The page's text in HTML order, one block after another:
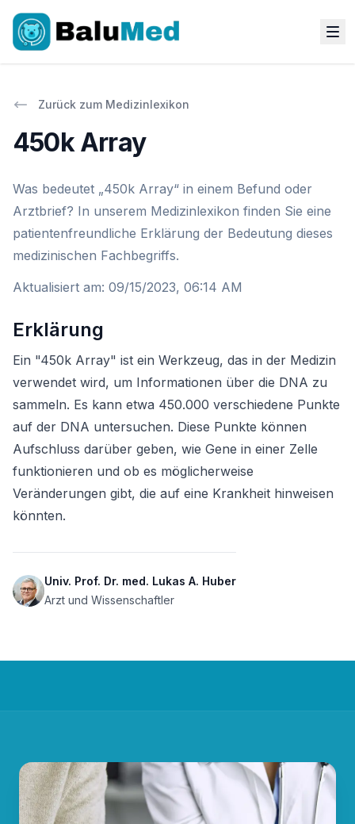
Zurück zum Medizinlexikon
450k Array
Was bedeutet „450k Array“ in einem Befund oder
Arztbrief? In unserem Medizinlexikon finden Sie eine
patientenfreundliche Erklärung der Bedeutung dieses
medizinischen Fachbegriffs.
Aktualisiert am: 09/15/2023, 06:14 AM
Erklärung
Ein "450k Array" ist ein Werkzeug, das in der Medizin
verwendet wird, um Informationen über die DNA zu
sammeln. Es kann etwa 450.000 verschiedene Punkte
auf der DNA untersuchen. Diese Punkte können
Aufschluss darüber geben, wie Gene in einer Zelle
funktionieren und ob es möglicherweise
Veränderungen gibt, die auf eine Krankheit hinweisen
könnten.
Univ. Prof. Dr. med. Lukas A. Huber
Arzt und Wissenschaftler